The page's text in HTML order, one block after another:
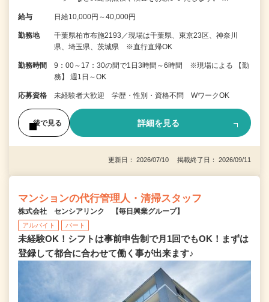
給与 日給10,000円～40,000円
勤務地
千葉県柏市布施2193／現場は千葉県、東京23区、神奈川
県、埼玉県、茨城県 ※直行直帰OK
勤務時間
9：00～17：30の間で1日3時間～6時間 ※現場による 【勤
務】 週1日～OK
応募資格 未経験者大歓迎 学歴・性別・資格不問 WワークOK
後で見る 詳細を見る
更新日： 2026/07/10 掲載終了日： 2026/09/11
マンションの代行管理人・清掃スタッフ
株式会社 センシアリンク 【毎日興業グループ】
アルバイト パート
未経験OK！シフトは事前申告制で月1回でもOK！まずは
登録して都合に合わせて働く事が出来ます♪